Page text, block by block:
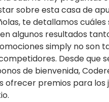
sobre esta casa de
te detallamos
algunos resultados
simply no son
Desde que
de bienvenida,
ofrecer premios para los